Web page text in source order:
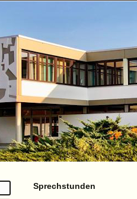
Sprechstunden